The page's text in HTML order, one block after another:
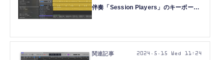
伴奏「Session Players」のキーボード
（CloseBox）
2024.5.15 Wed 11:24